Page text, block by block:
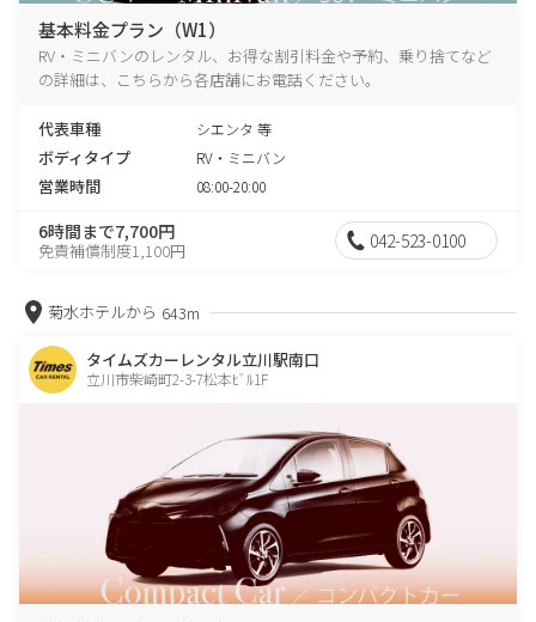
基本料金プラン（W1）
RV・ミニバンのレンタル、お得な割引料金や予約、乗り捨てなど
の詳細は、こちらから各店舗にお電話ください。
代表車種 シエンタ 等
ボディタイプ RV・ミニバン
営業時間 08:00-20:00
6時間まで7,700円
免責補償制度1,100円 042-523-0100
菊水ホテルから 643m
タイムズカーレンタル立川駅南口
立川市柴崎町2-3-7松本ﾋﾞﾙ1F